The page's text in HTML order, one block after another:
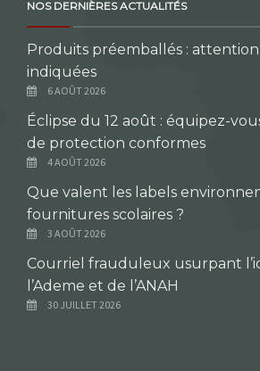
NOS DERNIÈRES ACTUALITÉS
Produits préemballés :
indiquées
6 AOÛT 2026
Éclipse du 12 août : équipez-
de protection conformes
4 AOÛT 2026
Que valent les labels
fournitures scolaires ?
3 AOÛT 2026
Courriel frauduleux usurpant
l’Ademe et de l’ANAH
30 JUILLET 2026